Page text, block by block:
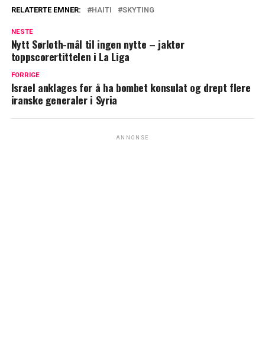
RELATERTE EMNER: HAITI SKYTING
NESTE
Nytt Sørloth-mål til ingen nytte – jakter
toppscorertittelen i La Liga
FORRIGE
Israel anklages for å ha bombet konsulat og drept flere
iranske generaler i Syria
ANNONSE